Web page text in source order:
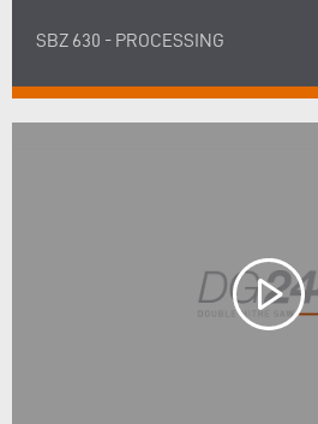
SBZ 630 - PROCESSING